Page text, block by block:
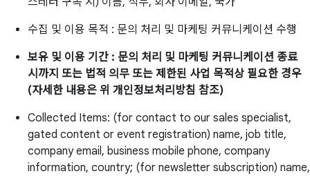
수집 및 이용 목적 : 문의 처리 및 마케팅 커뮤니케이션 수행
보유 및 이용 기간 : 문의 처리 및 마케팅 커뮤니케이션 종료
시까지 또는 법적 의무 또는 제한된 사업 목적상 필요한 경우
(자세한 내용은 위 개인정보처리방침 참조)
Collected Items: (for contact to our sales specialist,
gated content or event registration) name, job title,
company email, business mobile phone, company
information, country; (for newsletter subscription) name,